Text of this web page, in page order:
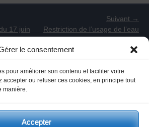
le consentement
pour améliorer son contenu et faciliter votre
accepter ou refuser ces cookies, en principe tout
manière.
Accepter
17 juin
Suivant →
Article
suivant :
Restriction de l’usage de l’eau
générales d'utilisation